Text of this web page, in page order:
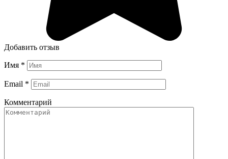
Добавить отзыв
Имя *
Email *
Комментарий